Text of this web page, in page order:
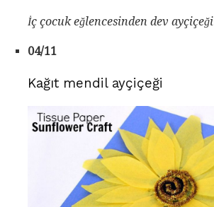
İç çocuk eğlencesinden dev ayçiçeği
04/11
Kağıt mendil ayçiçeği